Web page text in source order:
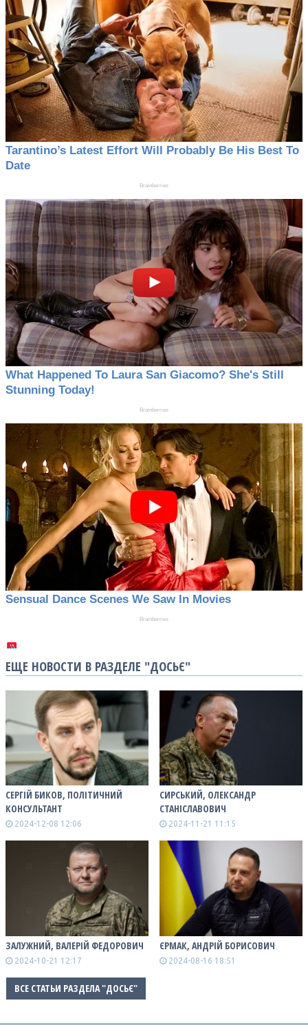
ЕЩЕ НОВОСТИ В РАЗДЕЛЕ "ДОСЬЄ"
СЕРГІЙ БИКОВ, ПОЛІТИЧНИЙ
КОНСУЛЬТАНТ
2024-12-08 12:06
СИРСЬКИЙ, ОЛЕКСАНДР
СТАНІСЛАВОВИЧ
2024-11-21 11:15
ЗАЛУЖНИЙ, ВАЛЕРІЙ ФЕДОРОВИЧ
2024-10-21 12:17
ЄРМАК, АНДРІЙ БОРИСОВИЧ
2024-08-16 18:51
ВСЕ СТАТЬИ РАЗДЕЛА "ДОСЬЄ"